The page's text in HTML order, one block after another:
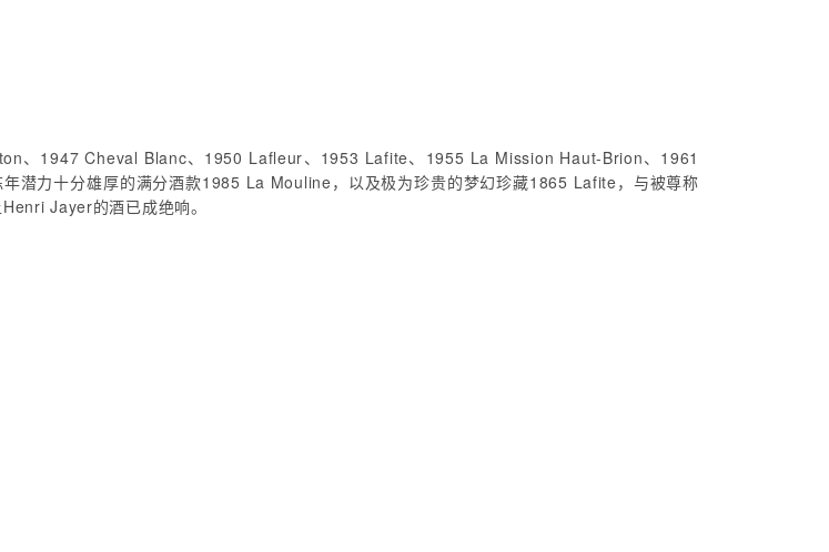
、1947 Cheval Blanc、1950 Lafleur、1953 Lafite、1955 La Mission Haut-Brion、1961
力十分雄厚的满分酒款1985 La Mouline，以及极为珍贵的梦幻珍藏1865 Lafite，与被尊称
Jayer的酒已成绝响。